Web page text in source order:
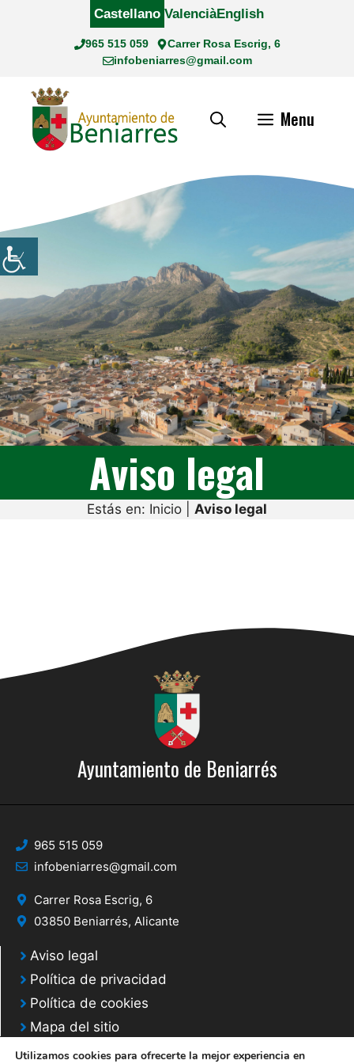
965 515 059
Carrer Rosa Escrig, 6
infobeniarres@gmail.com
Castellano ValenciàEnglish
Menu
Aviso legal
Estás en: Inicio Aviso legal
Ayuntamiento de Beniarrés
965 515 059
infobeniarres@gmail.com
Carrer Rosa Escrig, 6
03850 Beniarrés, Alicante
Aviso legal
Política de privacidad
Política de cookies
Mapa del sitio
Utilizamos cookies para ofrecerte la mejor experiencia en